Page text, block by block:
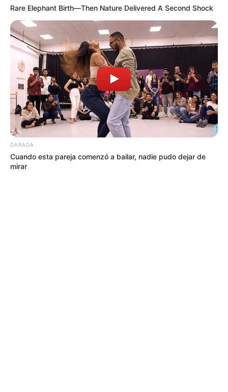
Rare Elephant Birth—Then Nature Delivered A Second Shock
DARADA
Cuando esta pareja comenzó a bailar, nadie pudo dejar de
mirar